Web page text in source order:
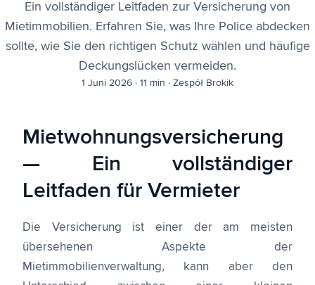
Ein vollständiger Leitfaden zur Versicherung von
Mietimmobilien. Erfahren Sie, was Ihre Police abdecken
sollte, wie Sie den richtigen Schutz wählen und häufige
Deckungslücken vermeiden.
1 Juni 2026 · 11 min · Zespół Brokik
Mietwohnungsversicherung
— Ein vollständiger
Leitfaden für Vermieter
Die Versicherung ist einer der am meisten
übersehenen Aspekte der
Mietimmobilienverwaltung, kann aber den